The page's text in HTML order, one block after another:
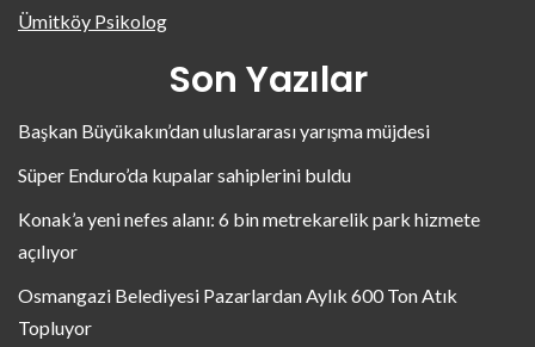
Ümitköy Psikolog
Son Yazılar
Başkan Büyükakın’dan uluslararası yarışma müjdesi
Süper Enduro’da kupalar sahiplerini buldu
Konak’a yeni nefes alanı: 6 bin metrekarelik park hizmete
açılıyor
Osmangazi Belediyesi Pazarlardan Aylık 600 Ton Atık
Topluyor